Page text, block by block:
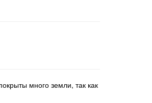
много земли, так как